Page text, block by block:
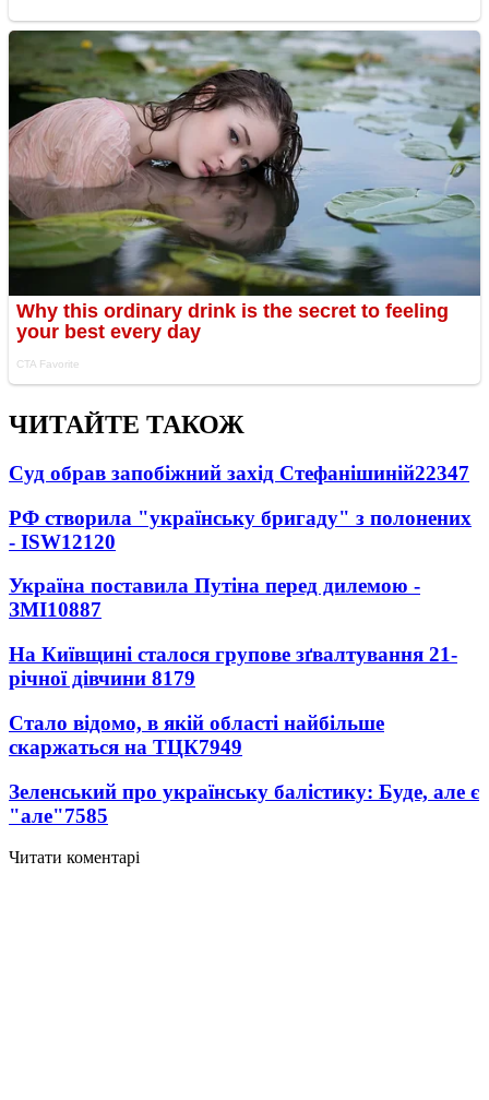
ЧИТАЙТЕ ТАКОЖ
Суд обрав запобіжний захід Стефанішиній22347
РФ створила "українську бригаду" з полонених
- ISW12120
Україна поставила Путіна перед дилемою -
ЗМІ10887
На Київщині сталося групове зґвалтування 21-
річної дівчини 8179
Стало відомо, в якій області найбільше
скаржаться на ТЦК7949
Зеленський про українську балістику: Буде, але є
"але"7585
Читати коментарі